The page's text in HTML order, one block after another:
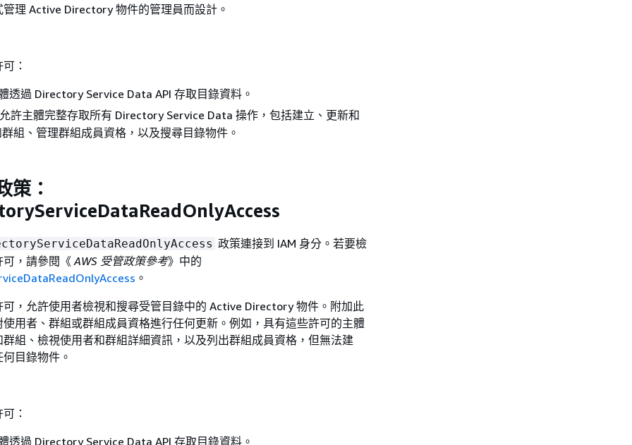
理 Active Directory 物件的管理員而設計。
：
透過 Directory Service Data API 存取目錄資料。
許主體完整存取所有 Directory Service Data 操作，包括建立、更新和
組、管理群組成員資格，以及搜尋目錄物件。
策：
政策連接到 IAM 身分。若要檢
可，請參閱《AWS 受管政策參考》中的
。
可，允許使用者檢視和搜尋受管目錄中的 Active Directory 物件。附加此
用者、群組或群組成員資格進行任何更新。例如，具有這些許可的主體
組、檢視使用者和群組詳細資訊，以及列出群組成員資格，但無法建
目錄物件。
：
透過 Directory Service Data API 存取目錄資料。